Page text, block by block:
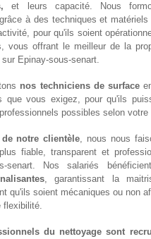
et leurs capacité. Nous
à des techniques et matériels
pour qu'ils soient
vous offrant le meilleur de la
Epinay-sous-senart.
nos techniciens de surface
que vous exigez, pour qu'ils
possibles selon votre
notre clientèle, nous nous
fiable, transparent et
senart. Nos salariés
, garantissant la
qu'ils soient mécaniques ou non
flexibilité.
du nettoyage sont